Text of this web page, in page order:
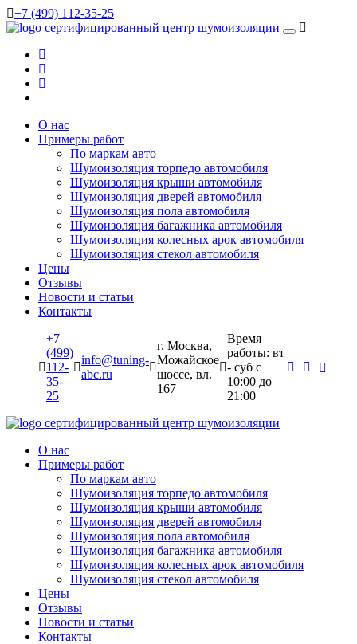
+7 (499) 112-35-25
сертифицированный центр шумоизоляции
О нас
Примеры работ
По маркам авто
Шумоизоляция торпедо автомобиля
Шумоизоляция крыши автомобиля
Шумоизоляция дверей автомобиля
Шумоизоляция пола автомобиля
Шумоизоляция багажника автомобиля
Шумоизоляция колесных арок автомобиля
Шумоизоляция стекол автомобиля
Цены
Отзывы
Новости и статьи
Контакты
+7
(499)
112-
35-
25
info@tuning-
abc.ru
г. Москва,
Можайское
шоссе, вл.
167
Время
работы: вт
- суб c
10:00 до
21:00
сертифицированный центр шумоизоляции
О нас
Примеры работ
По маркам авто
Шумоизоляция торпедо автомобиля
Шумоизоляция крыши автомобиля
Шумоизоляция дверей автомобиля
Шумоизоляция пола автомобиля
Шумоизоляция багажника автомобиля
Шумоизоляция колесных арок автомобиля
Шумоизоляция стекол автомобиля
Цены
Отзывы
Новости и статьи
Контакты